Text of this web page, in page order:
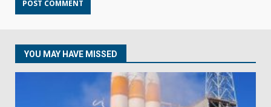
YOU MAY HAVE MISSED